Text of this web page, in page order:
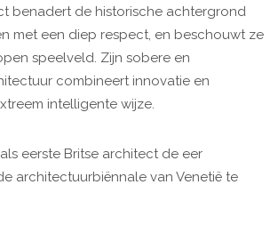
benadert de historische achtergrond
met een diep respect, en beschouwt ze
speelveld. Zijn sobere en
combineert innovatie en
intelligente wijze.
als eerste Britse architect de eer
architectuurbiënnale van Venetië te